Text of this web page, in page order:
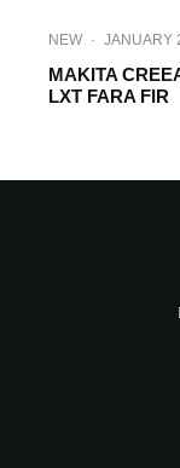
NEW · JANUARY
MAKITA
LXT FARA FIR